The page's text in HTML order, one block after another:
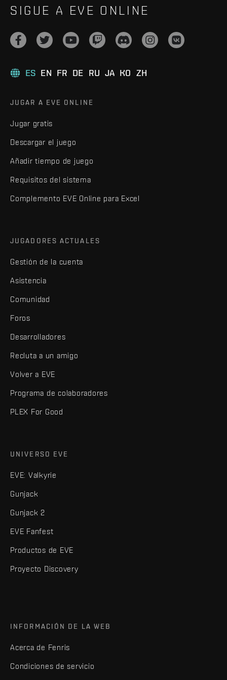
SIGUE A EVE ONLINE
ES EN FR DE RU JA KO ZH
JUGAR A EVE ONLINE
Jugar gratis
Descargar el juego
Añadir tiempo de juego
Requisitos del sistema
Complemento EVE Online para Excel
JUGADORES ACTUALES
Gestión de la cuenta
Asistencia
Comunidad
Foros
Desarrolladores
Recluta a un amigo
Volver a EVE
Programa de colaboradores
PLEX For Good
UNIVERSO EVE
EVE: Valkyrie
Gunjack
Gunjack 2
EVE Fanfest
Productos de EVE
Proyecto Discovery
INFORMACIÓN DE LA WEB
Acerca de Fenris
Condiciones de servicio